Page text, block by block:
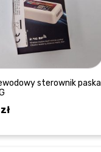
sterownik paska
zł